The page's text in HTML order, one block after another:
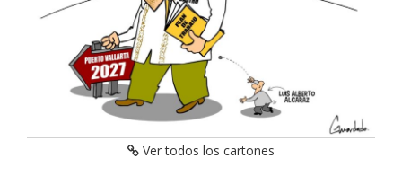
Ver todos los cartones